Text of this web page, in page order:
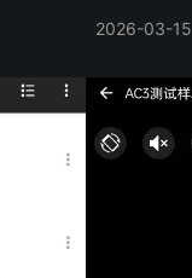
2026-03-15